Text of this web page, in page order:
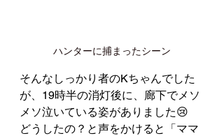
ハンターに捕まったシーン
そんなしっかり者のKちゃんでした
が、19時半の消灯後に、廊下でメソ
メソ泣いている姿がありました😢
どうしたの？と声をかけると「ママ